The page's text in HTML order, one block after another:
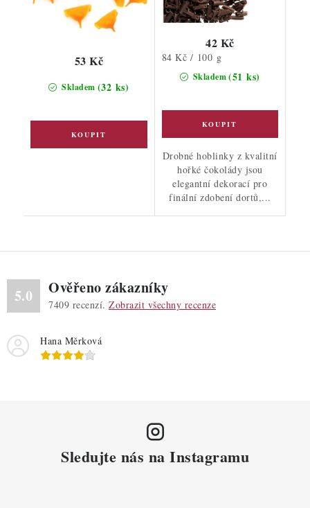
Skladem (32 ks)
53 Kč
Skladem(51 ks)
42 Kč
Měrná
cena:
84 Kč / 100 g
Drobné hoblinky z kvalitní
hořké čokolády jsou
elegantní dekorací pro
finální zdobení dortů,...
5.0 Ověřeno zákazníky
7409 recenzí. Zobrazit všechny recenze
Hana Měrková
Sledujte nás na Instagramu